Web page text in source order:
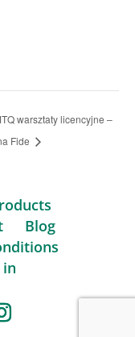
warsztaty licencyjne –
Fide
Blog
in